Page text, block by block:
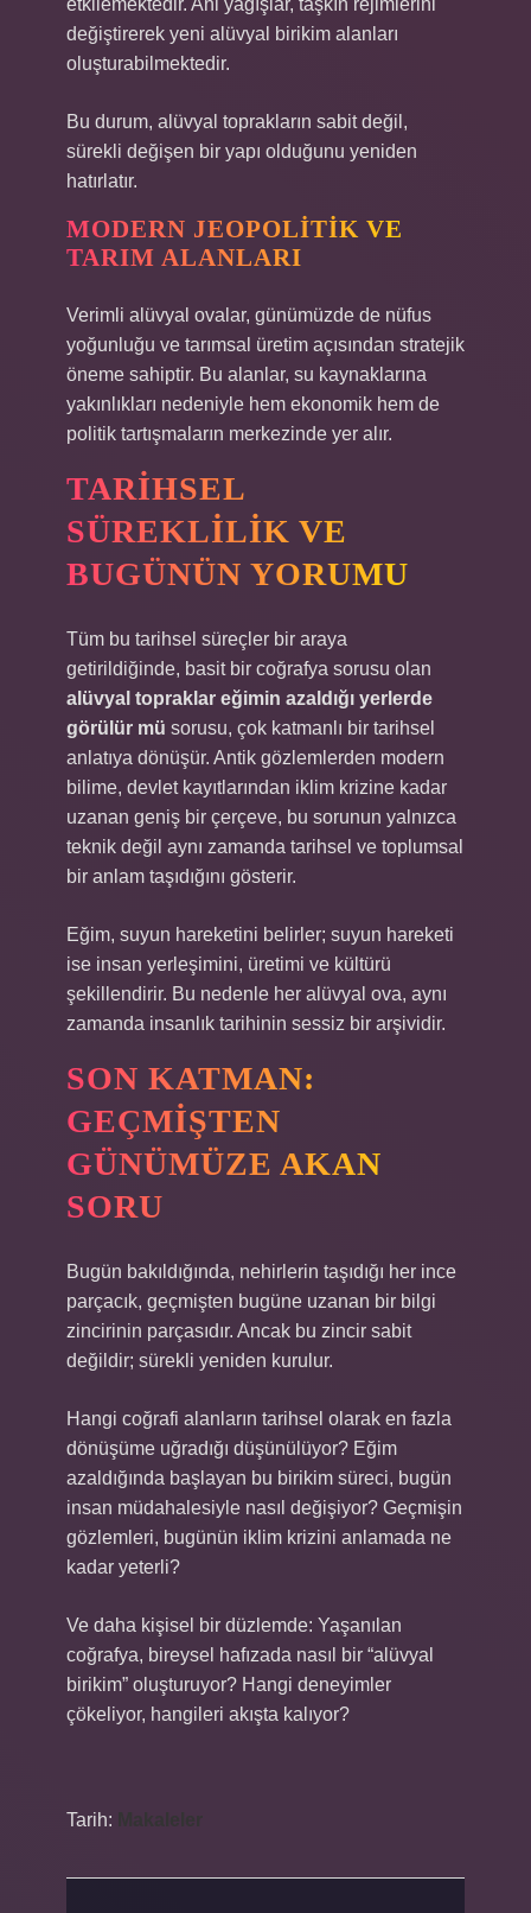
etkilemektedir. Ani yağışlar, taşkın rejimlerini
değiştirerek yeni alüvyal birikim alanları
oluşturabilmektedir.
Bu durum, alüvyal toprakların sabit değil,
sürekli değişen bir yapı olduğunu yeniden
hatırlatır.
MODERN JEOPOLITIK VE
TARIM ALANLARI
Verimli alüvyal ovalar, günümüzde de nüfus
yoğunluğu ve tarımsal üretim açısından stratejik
öneme sahiptir. Bu alanlar, su kaynaklarına
yakınlıkları nedeniyle hem ekonomik hem de
politik tartışmaların merkezinde yer alır.
TARIHSEL
SÜREKLILIK VE
BUGÜNÜN YORUMU
Tüm bu tarihsel süreçler bir araya
getirildiğinde, basit bir coğrafya sorusu olan
alüvyal topraklar eğimin azaldığı yerlerde
görülür mü sorusu, çok katmanlı bir tarihsel
anlatıya dönüşür. Antik gözlemlerden modern
bilime, devlet kayıtlarından iklim krizine kadar
uzanan geniş bir çerçeve, bu sorunun yalnızca
teknik değil aynı zamanda tarihsel ve toplumsal
bir anlam taşıdığını gösterir.
Eğim, suyun hareketini belirler; suyun hareketi
ise insan yerleşimini, üretimi ve kültürü
şekillendirir. Bu nedenle her alüvyal ova, aynı
zamanda insanlık tarihinin sessiz bir arşividir.
SON KATMAN:
GEÇMIŞTEN
GÜNÜMÜZE AKAN
SORU
Bugün bakıldığında, nehirlerin taşıdığı her ince
parçacık, geçmişten bugüne uzanan bir bilgi
zincirinin parçasıdır. Ancak bu zincir sabit
değildir; sürekli yeniden kurulur.
Hangi coğrafi alanların tarihsel olarak en fazla
dönüşüme uğradığı düşünülüyor? Eğim
azaldığında başlayan bu birikim süreci, bugün
insan müdahalesiyle nasıl değişiyor? Geçmişin
gözlemleri, bugünün iklim krizini anlamada ne
kadar yeterli?
Ve daha kişisel bir düzlemde: Yaşanılan
coğrafya, bireysel hafızada nasıl bir “alüvyal
birikim” oluşturuyor? Hangi deneyimler
çökeliyor, hangileri akışta kalıyor?
Tarih: